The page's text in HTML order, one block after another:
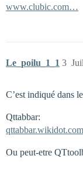
www.clubic.com…
Le_poilu_1_1 3
C’est indiqué dans
Qttabbar:
Ou peut-etre